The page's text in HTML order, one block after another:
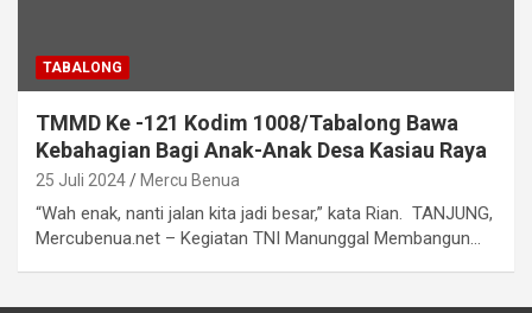
TABALONG
TMMD Ke -121 Kodim 1008/Tabalong Bawa
Kebahagian Bagi Anak-Anak Desa Kasiau Raya
25 Juli 2024 Mercu Benua
“Wah enak, nanti jalan kita jadi besar,” kata Rian. TANJUNG,
Mercubenua.net – Kegiatan TNI Manunggal Membangun…